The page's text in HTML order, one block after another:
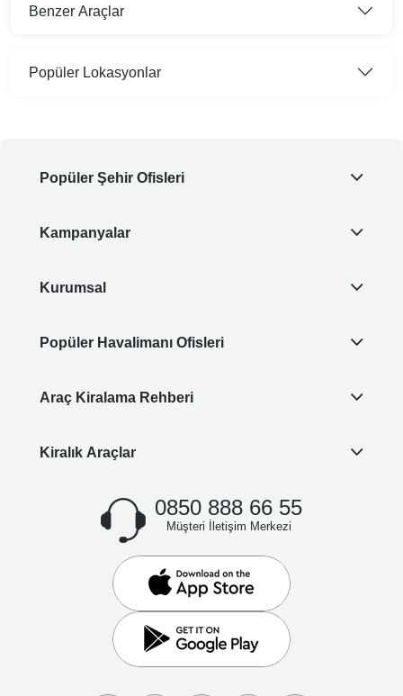
Benzer Araçlar
Popüler Lokasyonlar
Popüler Şehir Ofisleri
Kampanyalar
Kurumsal
Popüler Havalimanı Ofisleri
Araç Kiralama Rehberi
Kiralık Araçlar
0850 888 66 55
Müşteri İletişim Merkezi